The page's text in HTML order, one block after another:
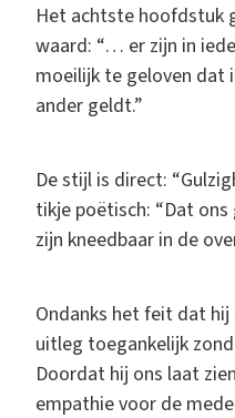
Het achtste hoofdstuk
waard: “… er zijn in
moeilijk te geloven dat
ander geldt.”
De stijl is direct:
tikje poëtisch: “Dat
zijn kneedbaar in de
Ondanks het feit dat
uitleg toegankelijk
Doordat hij ons laat
empathie voor de